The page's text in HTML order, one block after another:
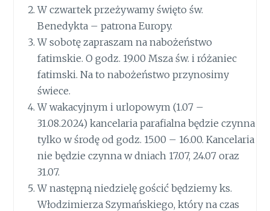
W czwartek przeżywamy święto św.
Benedykta – patrona Europy.
W sobotę zapraszam na nabożeństwo
fatimskie. O godz. 19.00 Msza św. i różaniec
fatimski. Na to nabożeństwo przynosimy
świece.
W wakacyjnym i urlopowym (1.07 –
31.08.2024) kancelaria parafialna będzie czynna
tylko w środę od godz. 15.00 – 16.00. Kancelaria
nie będzie czynna w dniach 17.07, 24.07 oraz
31.07.
W następną niedzielę gościć będziemy ks.
Włodzimierza Szymańskiego, który na czas